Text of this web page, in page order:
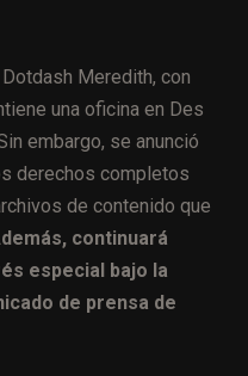
Meredith, con
una oficina en Des
embargo, se anunció
derechos completos
de contenido que
continuará
especial bajo la
de prensa de